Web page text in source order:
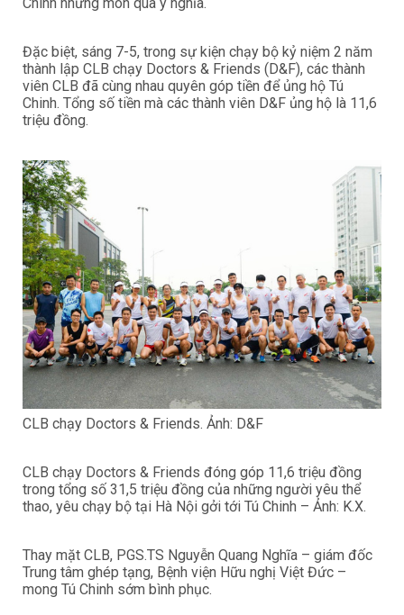
Đặc biệt, sáng 7-5, trong sự kiện chạy bộ kỷ niệm 2 năm
thành lập CLB chạy Doctors & Friends (D&F), các thành
viên CLB đã cùng nhau quyên góp tiền để ủng hộ Tú
Chinh. Tổng số tiền mà các thành viên D&F ủng hộ là 11,6
triệu đồng.
CLB chạy Doctors & Friends. Ảnh: D&F
CLB chạy Doctors & Friends đóng góp 11,6 triệu đồng
trong tổng số 31,5 triệu đồng của những người yêu thể
thao, yêu chạy bộ tại Hà Nội gởi tới Tú Chinh – Ảnh: K.X.
Thay mặt CLB, PGS.TS Nguyễn Quang Nghĩa – giám đốc
Trung tâm ghép tạng, Bệnh viện Hữu nghị Việt Đức –
mong Tú Chinh sớm bình phục.